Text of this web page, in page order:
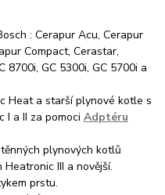
: Cerapur Acu, Cerapur
Compact, Cerastar,
8700i, GC 5300i, GC 5700i a
Heat a starší plynové kotle s
I a II za pomoci Adptéru
plynových kotlů
III a novější.
prstu.